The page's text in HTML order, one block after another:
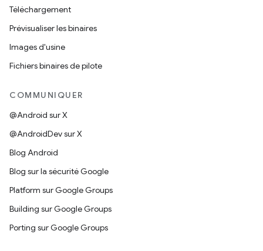
Téléchargement
Prévisualiser les binaires
Images d'usine
Fichiers binaires de pilote
COMMUNIQUER
@Android sur X
@AndroidDev sur X
Blog Android
Blog sur la sécurité Google
Platform sur Google Groups
Building sur Google Groups
Porting sur Google Groups